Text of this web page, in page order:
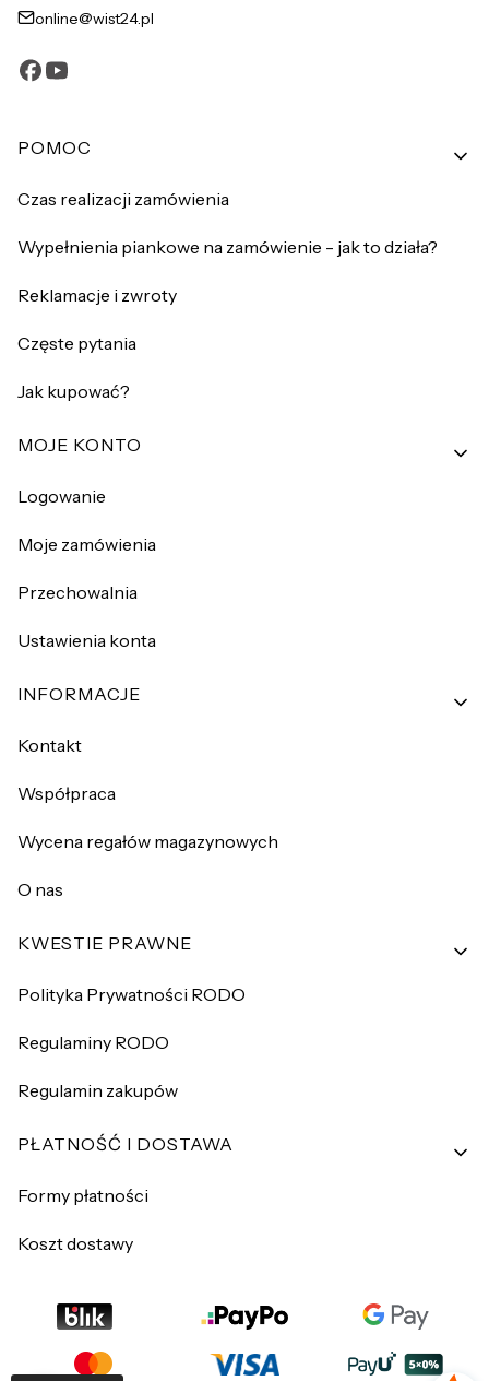
online@wist24.pl
Linki w stopce
POMOC
Czas realizacji zamówienia
Wypełnienia piankowe na zamówienie - jak to działa?
Reklamacje i zwroty
Częste pytania
Jak kupować?
MOJE KONTO
Logowanie
Moje zamówienia
Przechowalnia
Ustawienia konta
INFORMACJE
Kontakt
Współpraca
Wycena regałów magazynowych
O nas
KWESTIE PRAWNE
Polityka Prywatności RODO
Regulaminy RODO
Regulamin zakupów
PŁATNOŚĆ I DOSTAWA
Formy płatności
Koszt dostawy